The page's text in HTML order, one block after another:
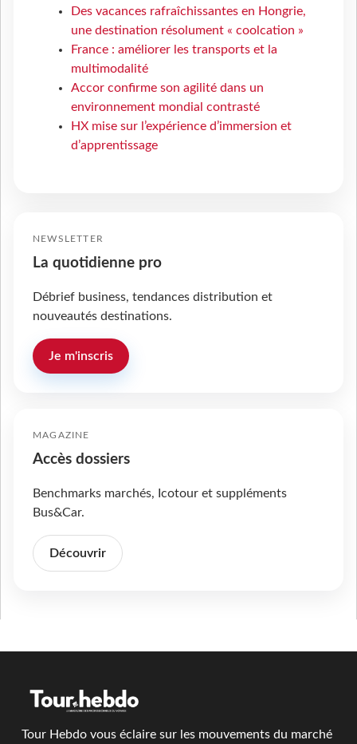
Des vacances rafraîchissantes en Hongrie,
une destination résolument « coolcation »
France : améliorer les transports et la
multimodalité
Accor confirme son agilité dans un
environnement mondial contrasté
HX mise sur l’expérience d’immersion et
d’apprentissage
NEWSLETTER
La quotidienne pro
Débrief business, tendances distribution et
nouveautés destinations.
Je m'inscris
MAGAZINE
Accès dossiers
Benchmarks marchés, Icotour et suppléments
Bus&Car.
Découvrir
Tour Hebdo vous éclaire sur les mouvements du marché